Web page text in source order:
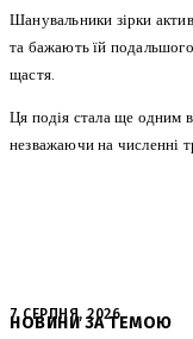
Шанувальники зірки
та бажають їй подальшого
щастя.
Ця подія стала ще одним
незважаючи на численні
НОВИНИ ЗА ТЕМОЮ
7 СЕРПНЯ, 2026